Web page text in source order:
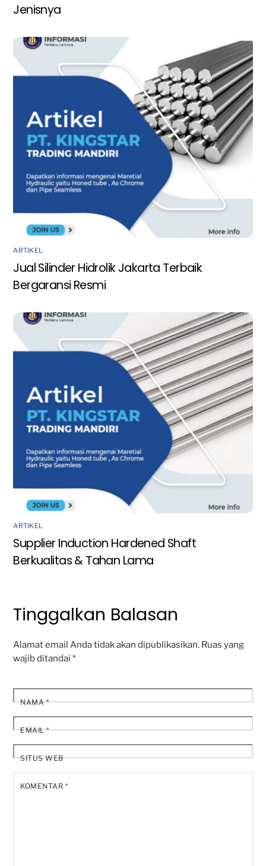
Jenisnya
ARTIKEL
Jual Silinder Hidrolik Jakarta Terbaik
Bergaransi Resmi
ARTIKEL
Supplier Induction Hardened Shaft
Berkualitas & Tahan Lama
Tinggalkan Balasan
Alamat email Anda tidak akan dipublikasikan. Ruas yang
wajib ditandai*
KOMENTAR *
NAMA*
EMAIL*
SITUS WEB